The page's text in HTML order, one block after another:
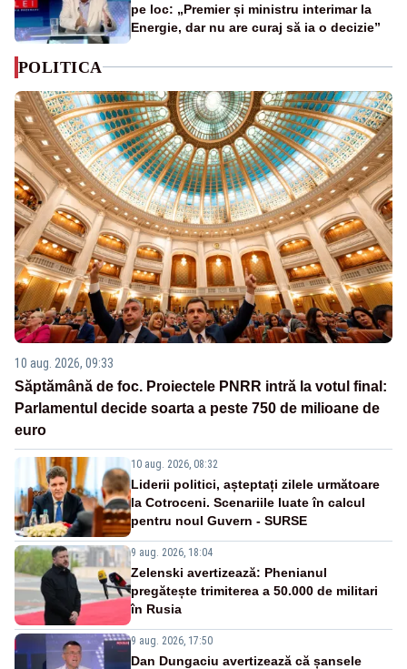
pe loc: „Premier și ministru interimar la
Energie, dar nu are curaj să ia o decizie”
POLITICA
10 aug. 2026, 09:33
Săptămână de foc. Proiectele PNRR intră la votul final:
Parlamentul decide soarta a peste 750 de milioane de
euro
10 aug. 2026, 08:32
Liderii politici, așteptați zilele următoare
la Cotroceni. Scenariile luate în calcul
pentru noul Guvern - SURSE
9 aug. 2026, 18:04
Zelenski avertizează: Phenianul
pregătește trimiterea a 50.000 de militari
în Rusia
9 aug. 2026, 17:50
Dan Dungaciu avertizează că șansele